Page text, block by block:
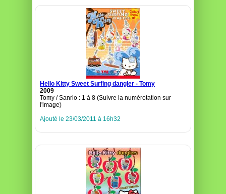
Hello Kitty Sweet Surfing dangler - Tomy
2009
Tomy / Sanrio : 1 à 8 (Suivre la numérotation sur
l'image)
Ajouté le 23/03/2011 à 16h32